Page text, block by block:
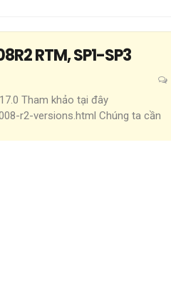
RTM, SP1-SP3
Tham khảo tại đây
r2-versions.html Chúng ta cần